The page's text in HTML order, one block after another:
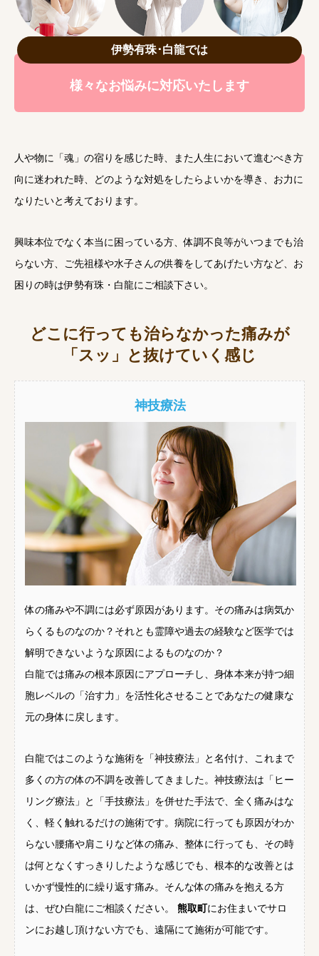
伊勢有珠･白龍では
様々なお悩みに対応いたします
人や物に「魂」の宿りを感じた時、また人生において進むべき方
向に迷われた時、どのような対処をしたらよいかを導き、お力に
なりたいと考えております。
興味本位でなく本当に困っている方、体調不良等がいつまでも治
らない方、ご先祖様や水子さんの供養をしてあげたい方など、お
困りの時は伊勢有珠・白龍にご相談下さい。
どこに行っても治らなかった痛みが
「スッ」と抜けていく感じ
神技療法
体の痛みや不調には必ず原因があります。その痛みは病気か
らくるものなのか？それとも霊障や過去の経験など医学では
解明できないような原因によるものなのか？
白龍では痛みの根本原因にアプローチし、身体本来が持つ細
胞レベルの「治す力」を活性化させることであなたの健康な
元の身体に戻します。
白龍ではこのような施術を「神技療法」と名付け、これまで
多くの方の体の不調を改善してきました。神技療法は「ヒー
リング療法」と「手技療法」を併せた手法で、全く痛みはな
く、軽く触れるだけの施術です。病院に行っても原因がわか
らない腰痛や肩こりなど体の痛み、整体に行っても、その時
は何となくすっきりしたような感じでも、根本的な改善とは
いかず慢性的に繰り返す痛み。そんな体の痛みを抱える方
は、ぜひ白龍にご相談ください。 熊取町にお住まいでサロ
ンにお越し頂けない方でも、遠隔にて施術が可能です。